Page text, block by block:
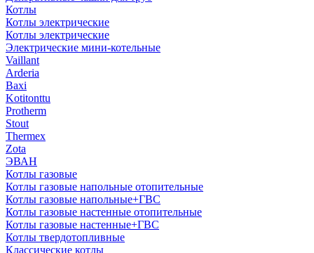
Котлы
Котлы электрические
Котлы электрические
Электрические мини-котельные
Vaillant
Arderia
Baxi
Kotitonttu
Protherm
Stout
Thermex
Zota
ЭВАН
Котлы газовые
Котлы газовые напольные отопительные
Котлы газовые напольные+ГВС
Котлы газовые настенные отопительные
Котлы газовые настенные+ГВС
Котлы твердотопливные
Классические котлы